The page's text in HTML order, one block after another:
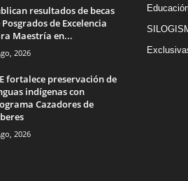
resultados de becas
Posgrados de Excelencia
Maestría en...
2026
fortalece preservación de
indígenas con
Cazadores de
2026